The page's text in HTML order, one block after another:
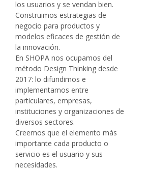
los usuarios y se vendan bien.
Construimos estrategias de
negocio para productos y
modelos eficaces de gestión de
la innovación.
En SHOPA nos ocupamos del
método Design Thinking desde
2017: lo difundimos e
implementamos entre
particulares, empresas,
instituciones y organizaciones de
diversos sectores.
Creemos que el elemento más
importante cada producto o
servicio es el usuario y sus
necesidades.